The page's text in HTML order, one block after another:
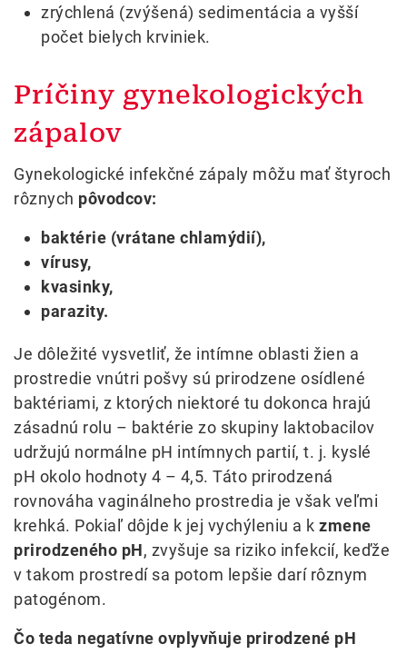
zrýchlená (zvýšená) sedimentácia a vyšší
počet bielych krviniek.
Príčiny gynekologických
zápalov
Gynekologické infekčné zápaly môžu mať štyroch
rôznych pôvodcov:
baktérie (vrátane chlamýdií),
vírusy,
kvasinky,
parazity.
Je dôležité vysvetliť, že intímne oblasti žien a
prostredie vnútri pošvy sú prirodzene osídlené
baktériami, z ktorých niektoré tu dokonca hrajú
zásadnú rolu – baktérie zo skupiny laktobacilov
udržujú normálne pH intímnych partií, t. j. kyslé
pH okolo hodnoty 4 – 4,5. Táto prirodzená
rovnováha vaginálneho prostredia je však veľmi
krehká. Pokiaľ dôjde k jej vychýleniu a k zmene
prirodzeného pH, zvyšuje sa riziko infekcií, keďže
v takom prostredí sa potom lepšie darí rôznym
patogénom.
Čo teda negatívne ovplyvňuje prirodzené pH